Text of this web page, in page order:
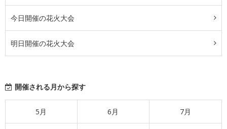
今日開催の花火大会
明日開催の花火大会
開催される月から探す
5月 6月 7月